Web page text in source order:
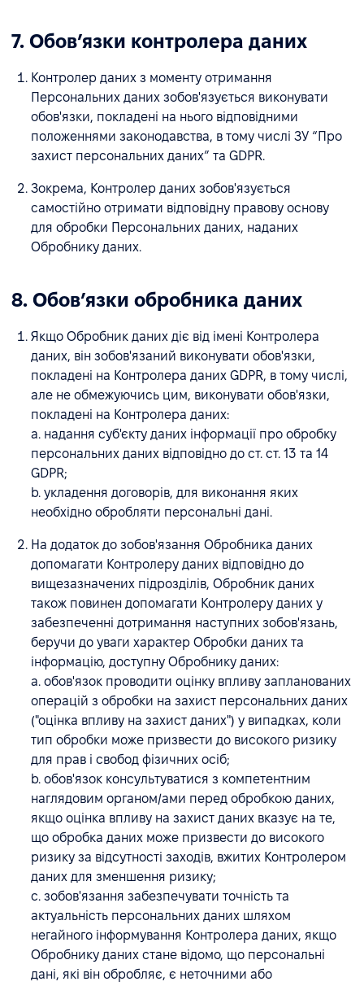
7. Обовʼязки контролера даних
Контролер даних з моменту отримання
Персональних даних зобов'язується виконувати
обов'язки, покладені на нього відповідними
положеннями законодавства, в тому числі ЗУ “Про
захист персональних даних” та GDPR.
Зокрема, Контролер даних зобов'язується
самостійно отримати відповідну правову основу
для обробки Персональних даних, наданих
Обробнику даних.
8. Обовʼязки обробника даних
Якщо Обробник даних діє від імені Контролера
даних, він зобов'язаний виконувати обов'язки,
покладені на Контролера даних GDPR, в тому числі,
але не обмежуючись цим, виконувати обов'язки,
покладені на Контролера даних:
a. надання суб'єкту даних інформації про обробку
персональних даних відповідно до ст. ст. 13 та 14
GDPR;
b. укладення договорів, для виконання яких
необхідно обробляти персональні дані.
На додаток до зобов'язання Обробника даних
допомагати Контролеру даних відповідно до
вищезазначених підрозділів, Обробник даних
також повинен допомагати Контролеру даних у
забезпеченні дотримання наступних зобов'язань,
беручи до уваги характер Обробки даних та
інформацію, доступну Обробнику даних:
a. обов'язок проводити оцінку впливу запланованих
операцій з обробки на захист персональних даних
("оцінка впливу на захист даних") у випадках, коли
тип обробки може призвести до високого ризику
для прав і свобод фізичних осіб;
b. обов'язок консультуватися з компетентним
наглядовим органом/ами перед обробкою даних,
якщо оцінка впливу на захист даних вказує на те,
що обробка даних може призвести до високого
ризику за відсутності заходів, вжитих Контролером
даних для зменшення ризику;
c. зобов'язання забезпечувати точність та
актуальність персональних даних шляхом
негайного інформування Контролера даних, якщо
Обробнику даних стане відомо, що персональні
дані, які він обробляє, є неточними або